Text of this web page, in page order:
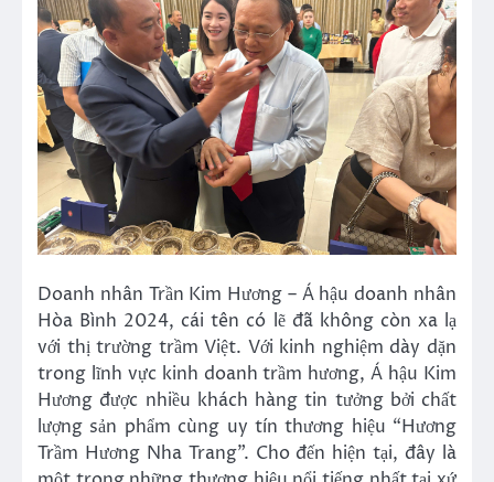
Doanh nhân Trần Kim Hương – Á hậu doanh nhân
Hòa Bình 2024, cái tên có lẽ đã không còn xa lạ
với thị trường trầm Việt. Với kinh nghiệm dày dặn
trong lĩnh vực kinh doanh trầm hương, Á hậu Kim
Hương được nhiều khách hàng tin tưởng bởi chất
lượng sản phẩm cùng uy tín thương hiệu “Hương
Trầm Hương Nha Trang”. Cho đến hiện tại, đây là